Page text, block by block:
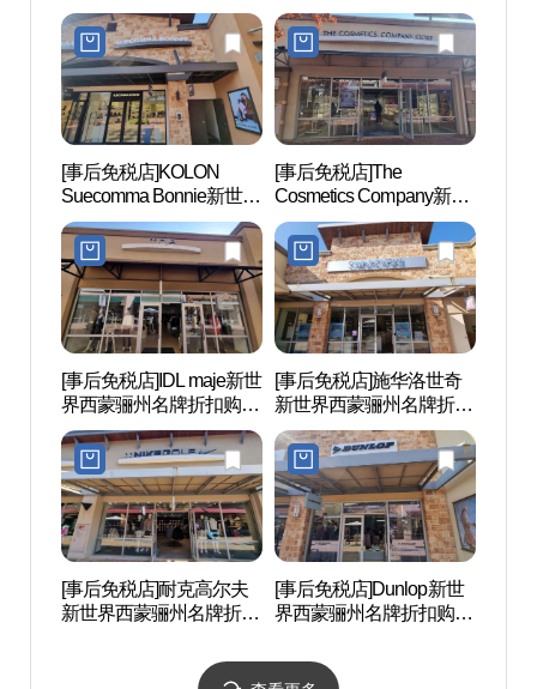
心(지이크 신세계사이먼
프리미엄아울렛 여주점)
物中心(브리오니 신세계
사이먼프리미엄아울렛
여주점)
[事后免税店]KOLON
Suecomma Bonnie新世界
西蒙骊州名牌折扣购物中
心(슈콤마보니 신세계사
이먼프리미엄아울렛 여
주점)
[事后免税店]The
Cosmetics Company新世
界西蒙骊州名牌折扣购物
中心(더 코스메틱 컴퍼니
스토어 신세계사이먼프
리미엄아울렛 여주점)
[事后免税店]IDL maje新世
界西蒙骊州名牌折扣购物
中心(마쥬 신세계사이먼
프리미엄아울렛 여주점)
[事后免税店]施华洛世奇
新世界西蒙骊州名牌折扣
购物中心(스와로브스키
신세계사이먼프리미엄아
울렛 여주점)
[事后免税店]耐克高尔夫
新世界西蒙骊州名牌折扣
세계사이먼프리미엄아울
[事后免税店]Dunlop新世
界西蒙骊州名牌折扣购物
프리미엄아울렛 여주점)